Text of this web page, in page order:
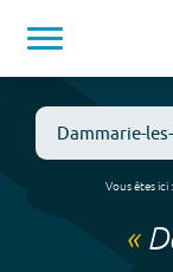
Vous êtes ici :
«